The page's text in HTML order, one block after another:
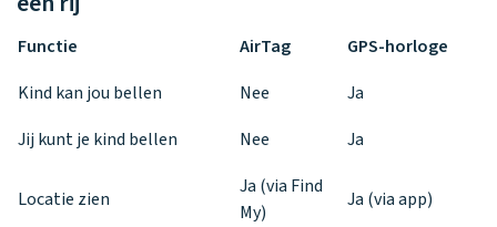
Functie AirTag
GPS-horloge
Kind kan jou bellen
Nee
Ja
Jij kunt je kind bellen
Nee Ja
Locatie zien
Ja (via Find
My)
Ja (via app)